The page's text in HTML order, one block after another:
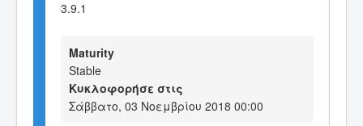
3.9.1
Maturity
Stable
Κυκλοφορήσε στις
Σάββατο, 03 Νοεμβρίου 2018 00:00